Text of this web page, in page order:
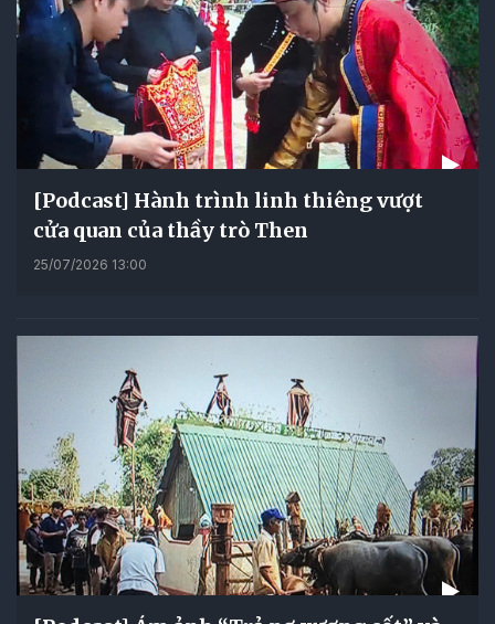
[Podcast] Hành trình linh thiêng vượt
cửa quan của thầy trò Then
25/07/2026 13:00